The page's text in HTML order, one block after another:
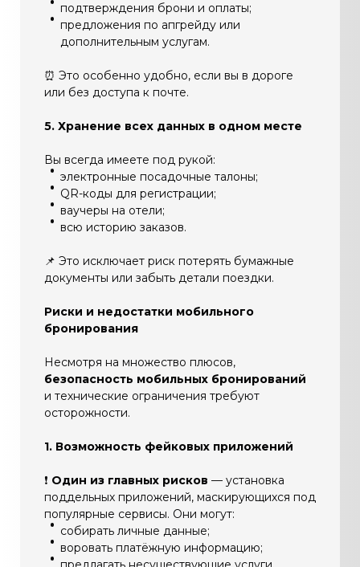
подтверждения брони и оплаты;
предложения по апгрейду или
дополнительным услугам.
⏰ Это особенно удобно, если вы в дороге
или без доступа к почте.
5. Хранение всех данных в одном месте
Вы всегда имеете под рукой:
электронные посадочные талоны;
QR-коды для регистрации;
ваучеры на отели;
всю историю заказов.
📌 Это исключает риск потерять бумажные
документы или забыть детали поездки.
Риски и недостатки мобильного
бронирования
Несмотря на множество плюсов,
безопасность мобильных бронирований
и технические ограничения требуют
осторожности.
1. Возможность фейковых приложений
❗ Один из главных рисков — установка
поддельных приложений, маскирующихся под
популярные сервисы. Они могут:
собирать личные данные;
воровать платёжную информацию;